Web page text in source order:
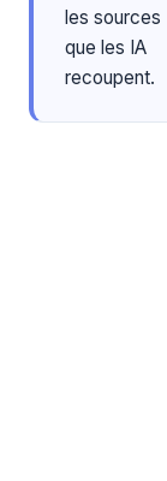
les sources
que les IA
recoupent.